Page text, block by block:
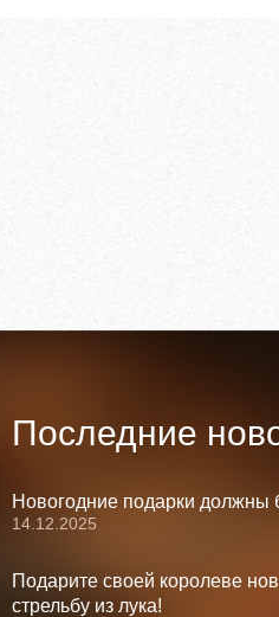
Последние
Новогодние подарки должны
14.12.2025
Подарите своей королеве
стрельбу из лука!